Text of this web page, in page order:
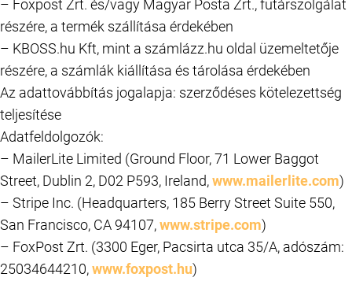
– Foxpost Zrt. és/vagy Magyar Posta Zrt., futárszolgálat
részére, a termék szállítása érdekében
– KBOSS.hu Kft, mint a számlázz.hu oldal üzemeltetője
részére, a számlák kiállítása és tárolása érdekében
Az adattovábbítás jogalapja: szerződéses kötelezettség
teljesítése
Adatfeldolgozók:
– MailerLite Limited (Ground Floor, 71 Lower Baggot
Street, Dublin 2, D02 P593, Ireland,www.mailerlite.com)
– Stripe Inc. (Headquarters, 185 Berry Street Suite 550,
San Francisco, CA 94107,www.stripe.com)
– FoxPost Zrt. (3300 Eger, Pacsirta utca 35/A, adószám:
25034644210,www.foxpost.hu)